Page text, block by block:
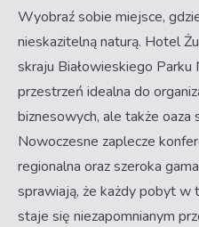
Wyobraź sobie miejsce,
nieskazitelną naturą. Hotel
skraju Białowieskiego
przestrzeń idealna do
biznesowych, ale także oaza
Nowoczesne zaplecze
regionalna oraz szeroka
sprawiają, że każdy pobyt
staje się niezapomnianym